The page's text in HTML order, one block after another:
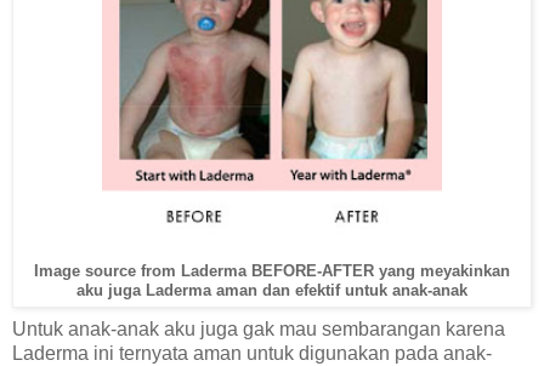
Image source from Laderma BEFORE-AFTER yang meyakinkan
aku juga Laderma aman dan efektif untuk anak-anak
Untuk anak-anak aku juga gak mau sembarangan karena
Laderma ini ternyata aman untuk digunakan pada anak-